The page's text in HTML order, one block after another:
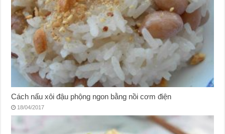
Cách nấu xôi đậu phộng ngon bằng nồi cơm điện
18/04/2017